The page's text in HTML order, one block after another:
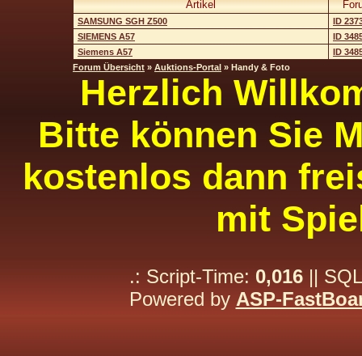
Artikel
SAMSUNG SGH Z500
ID
SIEMENS A57
ID
Siemens A57
ID
Forum Übersicht » Auktions-Portal » Handy & Foto
Herzlich
Bitte können Sie
kostenlos dann
mit
.: Script-Time: 0,016||
Powered by ASP-